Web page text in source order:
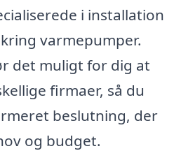
i installation
varmepumper.
det muligt for dig at
firmaer, så du
beslutning, der
og budget.